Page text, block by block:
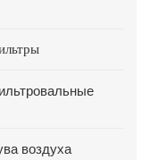
воздуха